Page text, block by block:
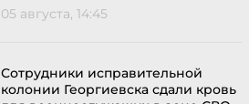
05 августа, 14:45
Сотрудники исправительной
колонии Георгиевска сдали кровь